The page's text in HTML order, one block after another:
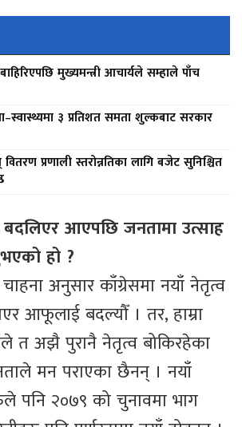
मुख्यमन्त्री आचार्यले सम्हाले पाँच
३ प्रतिशत समता शुल्कबाट सरकार
वितरण प्रणाली स्तरोन्नतिका लागि बजेट सुनिश्चित
आएपछि जनतामा उत्साह
हो ?
अनुसार काँग्रेसमा नयाँ नेतृत्व
आफूलाई बदल्यौँ । तर, हाम्रा
त अझै पुरानै नेतृत्व बोकिरहेका
मन पराएका छैनन् । नयाँ
पनि २०७९ को चुनावमा भाग